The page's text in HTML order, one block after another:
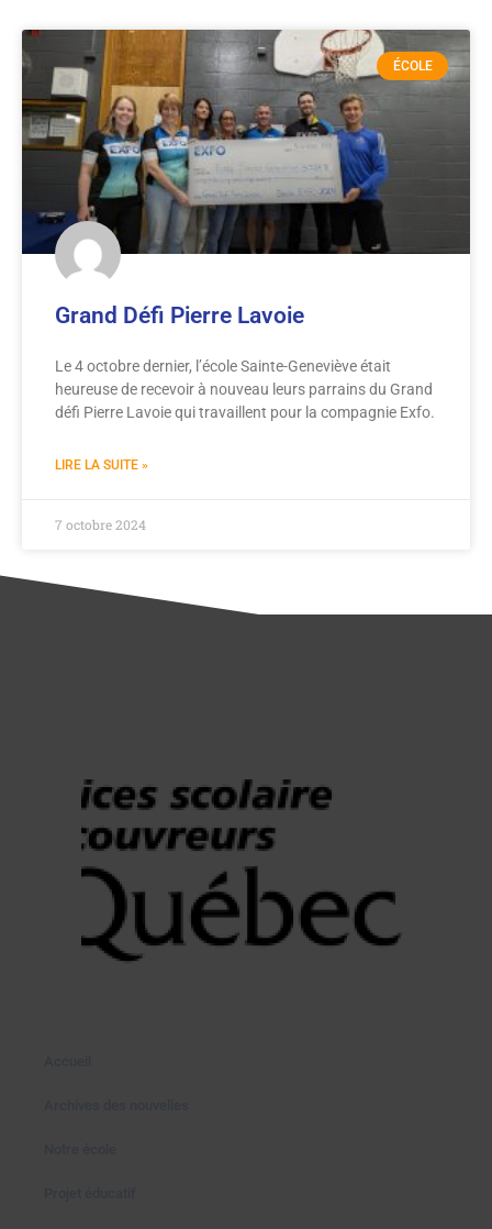
ÉCOLE
Grand Défi Pierre Lavoie
Le 4 octobre dernier, l’école Sainte-Geneviève était
heureuse de recevoir à nouveau leurs parrains du Grand
défi Pierre Lavoie qui travaillent pour la compagnie Exfo.
LIRE LA SUITE »
7 octobre 2024